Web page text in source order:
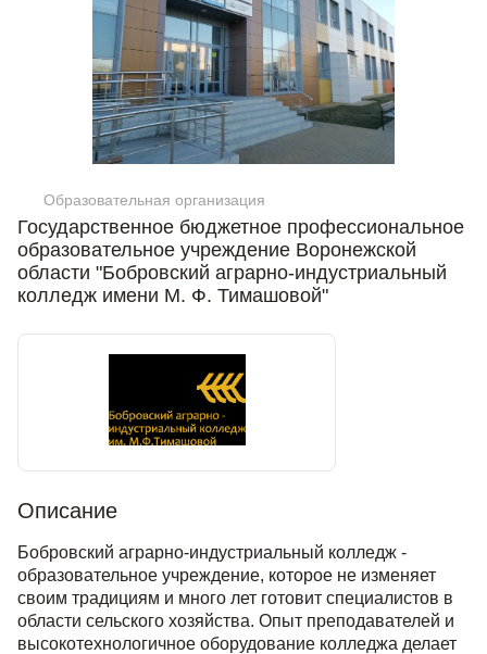
Образовательная организация
Государственное бюджетное профессиональное
образовательное учреждение Воронежской
области "Бобровский аграрно-индустриальный
колледж имени М. Ф. Тимашовой"
Описание
Бобровский аграрно-индустриальный колледж -
образовательное учреждение, которое не изменяет
своим традициям и много лет готовит специалистов в
области сельского хозяйства. Опыт преподавателей и
высокотехнологичное оборудование колледжа делает